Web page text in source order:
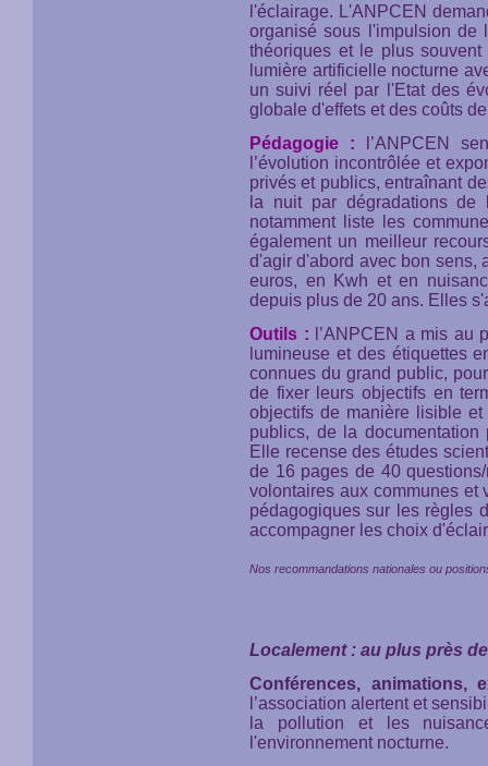
l'éclairage. L'ANPCEN
organisé sous l'impulsion de
théoriques et le plus
lumière artificielle nocturne
un suivi réel par l'Etat des
globale d'effets et des coûts
Pédagogie :
l’ANPCEN
l’évolution incontrôlée et
privés et publics, entraînant
la nuit par dégradations de
notamment liste les
également un meilleur
d'agir d'abord avec bon sens,
euros, en Kwh et en
depuis plus de 20 ans. Elles
Outils :
l’ANPCEN a mis au
lumineuse et des étiquettes
connues du grand public,
de fixer leurs objectifs en
objectifs de manière lisible
publics, de la
Elle recense des études
de 16 pages de 40
volontaires aux communes
pédagogiques sur les règles
accompagner les choix
Nos recommandations nationales ou
Localement : au plus près
Conférences, animations,
l’association alertent et
la pollution et les
l'environnement nocturne.